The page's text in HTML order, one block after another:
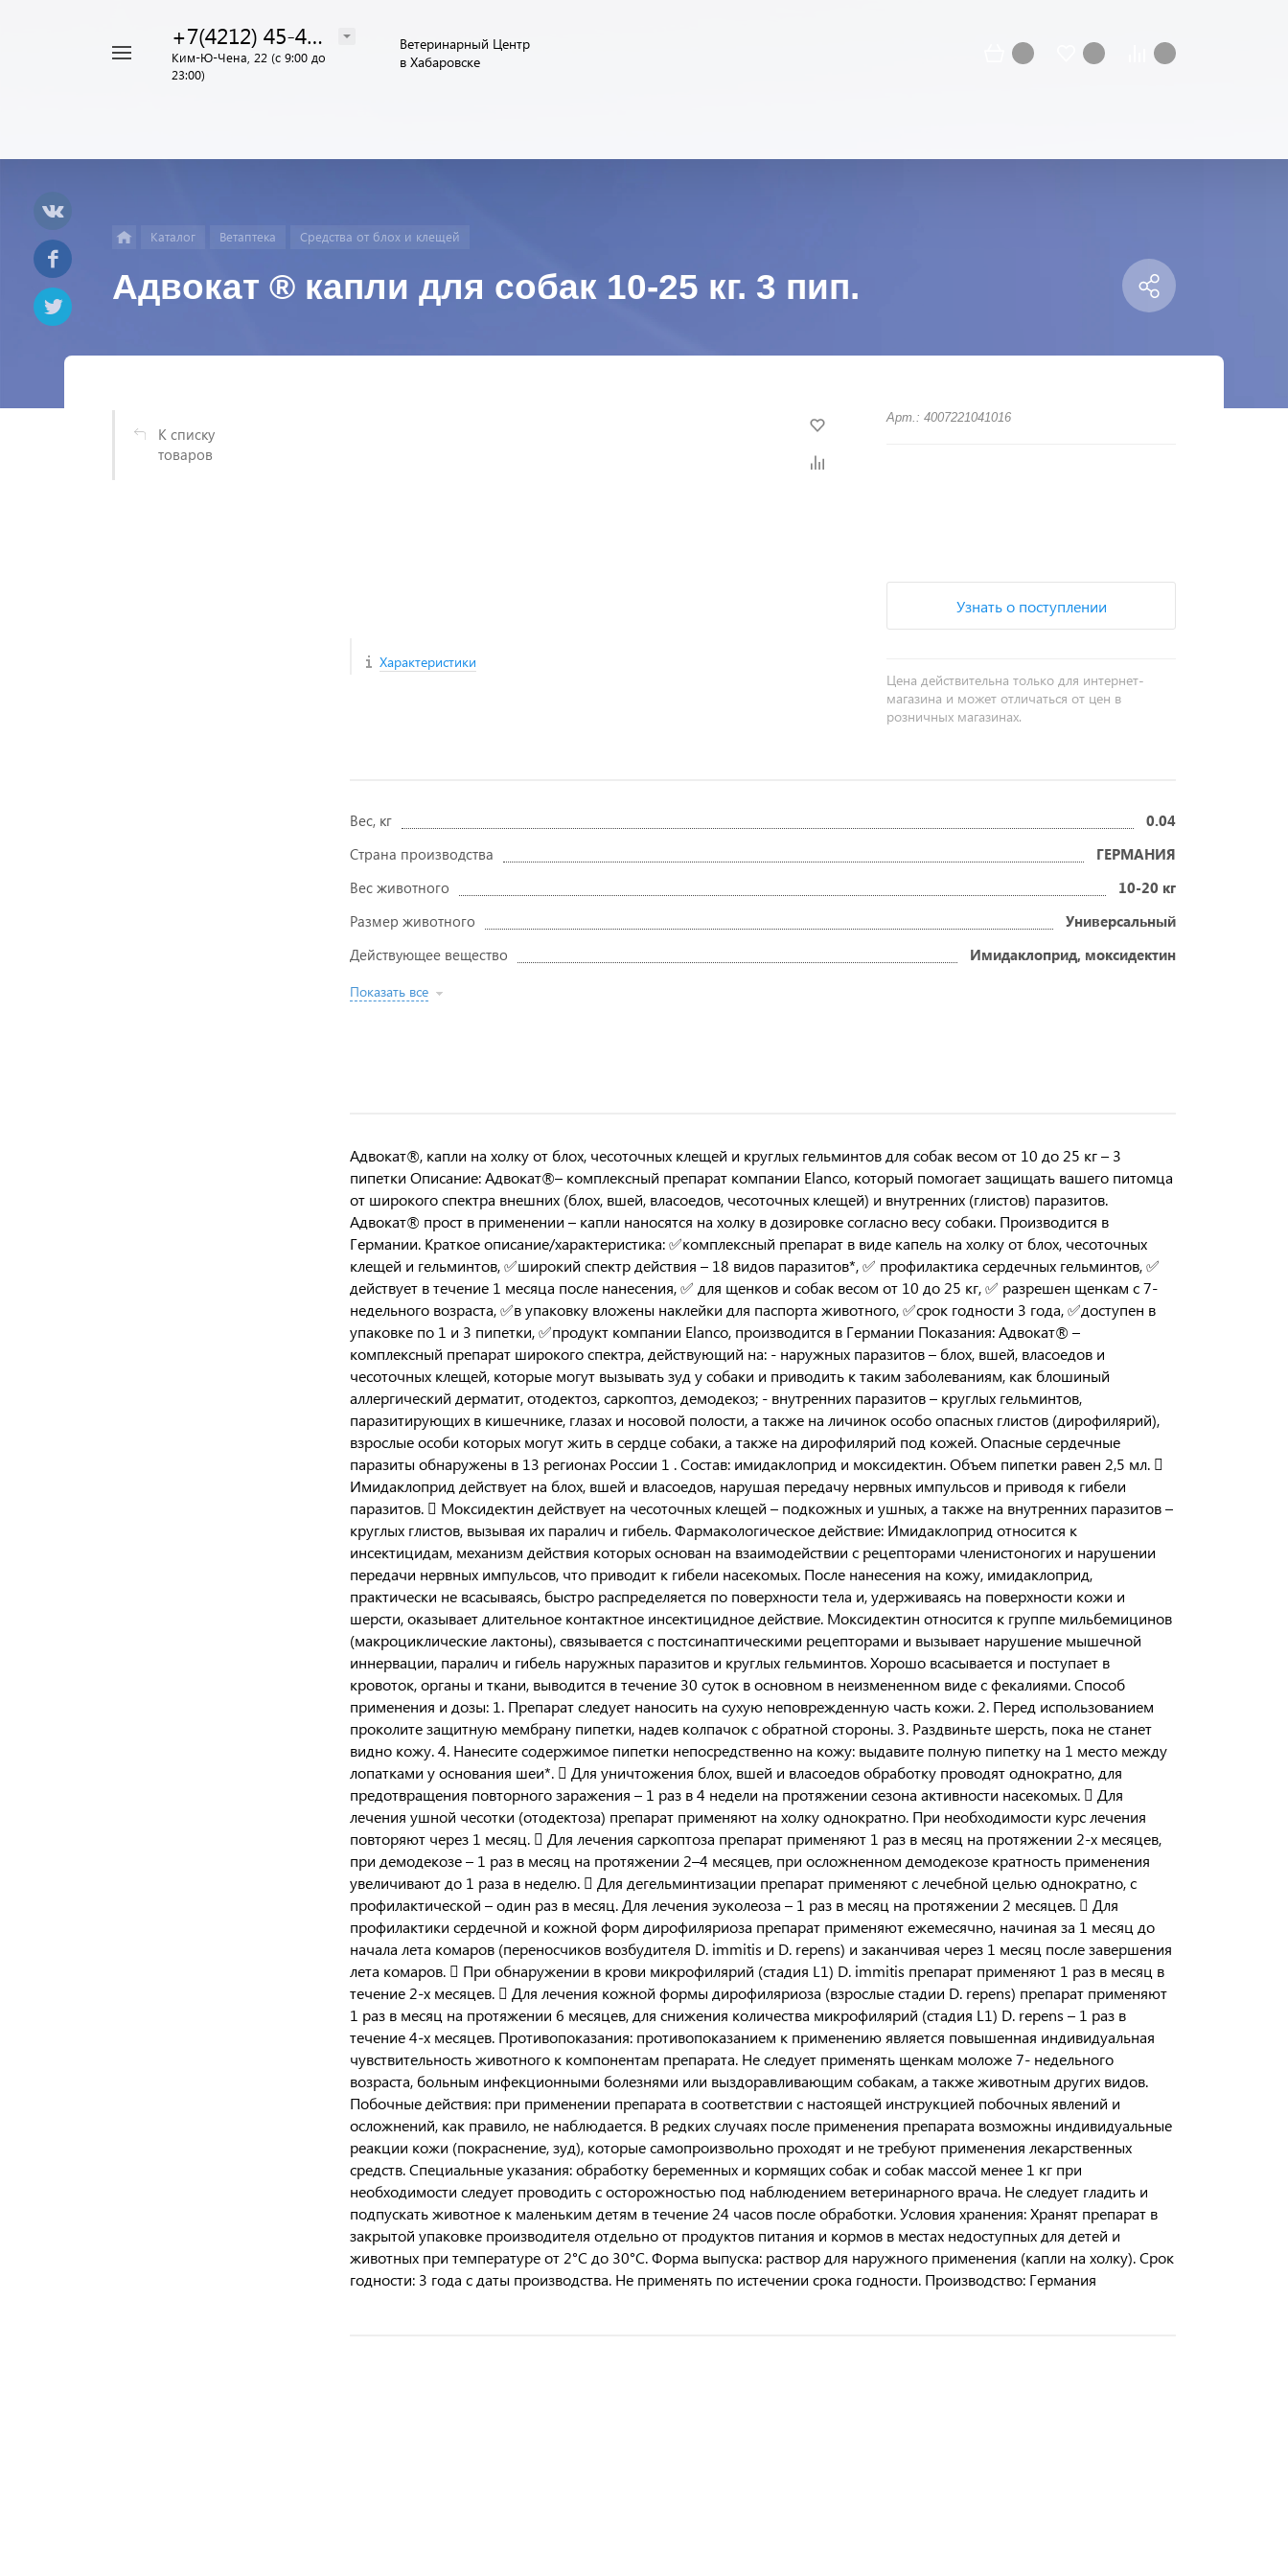
+7(4212) 45-44-55
Ким-Ю-Чена, 22 (с 9:00 до
23:00)
Ветеринарный Центр
в Хабаровске
Каталог Ветаптека Средства от блох и клещей
Адвокат ® капли для собак 10-25 кг. 3 пип.
К списку
товаров
Характеристики
Арт.: 4007221041016
Узнать о поступлении
Цена действительна только для интернет-
магазина и может отличаться от цен в
розничных магазинах.
Вес, кг
0.04
Страна производства
ГЕРМАНИЯ
Вес животного
10-20 кг
Размер животного
Универсальный
Действующее вещество
Имидаклоприд, моксидектин
Показать все
Адвокат®, капли на холку от блох, чесоточных клещей и круглых гельминтов для собак весом от 10 до 25 кг – 3
пипетки Описание: Адвокат®– комплексный препарат компании Elanco, который помогает защищать вашего питомца
от широкого спектра внешних (блох, вшей, власоедов, чесоточных клещей) и внутренних (глистов) паразитов.
Адвокат® прост в применении – капли наносятся на холку в дозировке согласно весу собаки. Производится в
Германии. Краткое описание/характеристика: ✅комплексный препарат в виде капель на холку от блох, чесоточных
клещей и гельминтов, ✅широкий спектр действия – 18 видов паразитов*, ✅ профилактика сердечных гельминтов, ✅
действует в течение 1 месяца после нанесения, ✅ для щенков и собак весом от 10 до 25 кг, ✅ разрешен щенкам с 7-
недельного возраста, ✅в упаковку вложены наклейки для паспорта животного, ✅срок годности 3 года, ✅доступен в
упаковке по 1 и 3 пипетки, ✅продукт компании Elanco, производится в Германии Показания: Адвокат® –
комплексный препарат широкого спектра, действующий на: - наружных паразитов – блох, вшей, власоедов и
чесоточных клещей, которые могут вызывать зуд у собаки и приводить к таким заболеваниям, как блошиный
аллергический дерматит, отодектоз, саркоптоз, демодекоз; - внутренних паразитов – круглых гельминтов,
паразитирующих в кишечнике, глазах и носовой полости, а также на личинок особо опасных глистов (дирофилярий),
взрослые особи которых могут жить в сердце собаки, а также на дирофилярий под кожей. Опасные сердечные
паразиты обнаружены в 13 регионах России 1 . Состав: имидаклоприд и моксидектин. Объем пипетки равен 2,5 мл. 
Имидаклоприд действует на блох, вшей и власоедов, нарушая передачу нервных импульсов и приводя к гибели
паразитов.  Моксидектин действует на чесоточных клещей – подкожных и ушных, а также на внутренних паразитов –
круглых глистов, вызывая их паралич и гибель. Фармакологическое действие: Имидаклоприд относится к
инсектицидам, механизм действия которых основан на взаимодействии с рецепторами членистоногих и нарушении
передачи нервных импульсов, что приводит к гибели насекомых. После нанесения на кожу, имидаклоприд,
практически не всасываясь, быстро распределяется по поверхности тела и, удерживаясь на поверхности кожи и
шерсти, оказывает длительное контактное инсектицидное действие. Моксидектин относится к группе мильбемицинов
(макроциклические лактоны), связывается с постсинаптическими рецепторами и вызывает нарушение мышечной
иннервации, паралич и гибель наружных паразитов и круглых гельминтов. Хорошо всасывается и поступает в
кровоток, органы и ткани, выводится в течение 30 суток в основном в неизмененном виде с фекалиями. Способ
применения и дозы: 1. Препарат следует наносить на сухую неповрежденную часть кожи. 2. Перед использованием
проколите защитную мембрану пипетки, надев колпачок с обратной стороны. 3. Раздвиньте шерсть, пока не станет
видно кожу. 4. Нанесите содержимое пипетки непосредственно на кожу: выдавите полную пипетку на 1 место между
лопатками у основания шеи*.  Для уничтожения блох, вшей и власоедов обработку проводят однократно, для
предотвращения повторного заражения – 1 раз в 4 недели на протяжении сезона активности насекомых.  Для
лечения ушной чесотки (отодектоза) препарат применяют на холку однократно. При необходимости курс лечения
повторяют через 1 месяц.  Для лечения саркоптоза препарат применяют 1 раз в месяц на протяжении 2-х месяцев,
при демодекозе – 1 раз в месяц на протяжении 2–4 месяцев, при осложненном демодекозе кратность применения
увеличивают до 1 раза в неделю.  Для дегельминтизации препарат применяют с лечебной целью однократно, с
профилактической – один раз в месяц. Для лечения эуколеоза – 1 раз в месяц на протяжении 2 месяцев.  Для
профилактики сердечной и кожной форм дирофиляриоза препарат применяют ежемесячно, начиная за 1 месяц до
начала лета комаров (переносчиков возбудителя D. immitis и D. repens) и заканчивая через 1 месяц после завершения
лета комаров.  При обнаружении в крови микрофилярий (стадия L1) D. immitis препарат применяют 1 раз в месяц в
течение 2-х месяцев.  Для лечения кожной формы дирофиляриоза (взрослые стадии D. repens) препарат применяют
1 раз в месяц на протяжении 6 месяцев, для снижения количества микрофилярий (стадия L1) D. repens – 1 раз в
течение 4-х месяцев. Противопоказания: противопоказанием к применению является повышенная индивидуальная
чувствительность животного к компонентам препарата. Не следует применять щенкам моложе 7- недельного
возраста, больным инфекционными болезнями или выздоравливающим собакам, а также животным других видов.
Побочные действия: при применении препарата в соответствии с настоящей инструкцией побочных явлений и
осложнений, как правило, не наблюдается. В редких случаях после применения препарата возможны индивидуальные
реакции кожи (покраснение, зуд), которые самопроизвольно проходят и не требуют применения лекарственных
средств. Специальные указания: обработку беременных и кормящих собак и собак массой менее 1 кг при
необходимости следует проводить с осторожностью под наблюдением ветеринарного врача. Не следует гладить и
подпускать животное к маленьким детям в течение 24 часов после обработки. Условия хранения: Хранят препарат в
закрытой упаковке производителя отдельно от продуктов питания и кормов в местах недоступных для детей и
животных при температуре от 2°С до 30°С. Форма выпуска: раствор для наружного применения (капли на холку). Срок
годности: 3 года с даты производства. Не применять по истечении срока годности. Производство: Германия